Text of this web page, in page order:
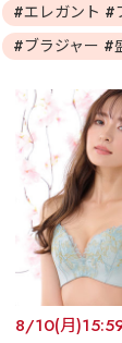
#エレガント #
#ブラジャー #
8/10(月